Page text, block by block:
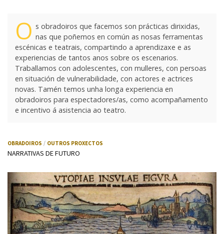
Projects
O s obradoiros que facemos son prácticas dirixidas,
nas que poñemos en común as nosas ferramentas
escénicas e teatrais, compartindo a aprendizaxe e as
experiencias de tantos anos sobre os escenarios.
Traballamos con adolescentes, con mulleres, con persoas
en situación de vulnerabilidade, con actores e actrices
novas. Tamén temos unha longa experiencia en
obradoiros para espectadores/as, como acompañamento
e incentivo á asistencia ao teatro.
OBRADOIROS OUTROS PROXECTOS
NARRATIVAS DE FUTURO